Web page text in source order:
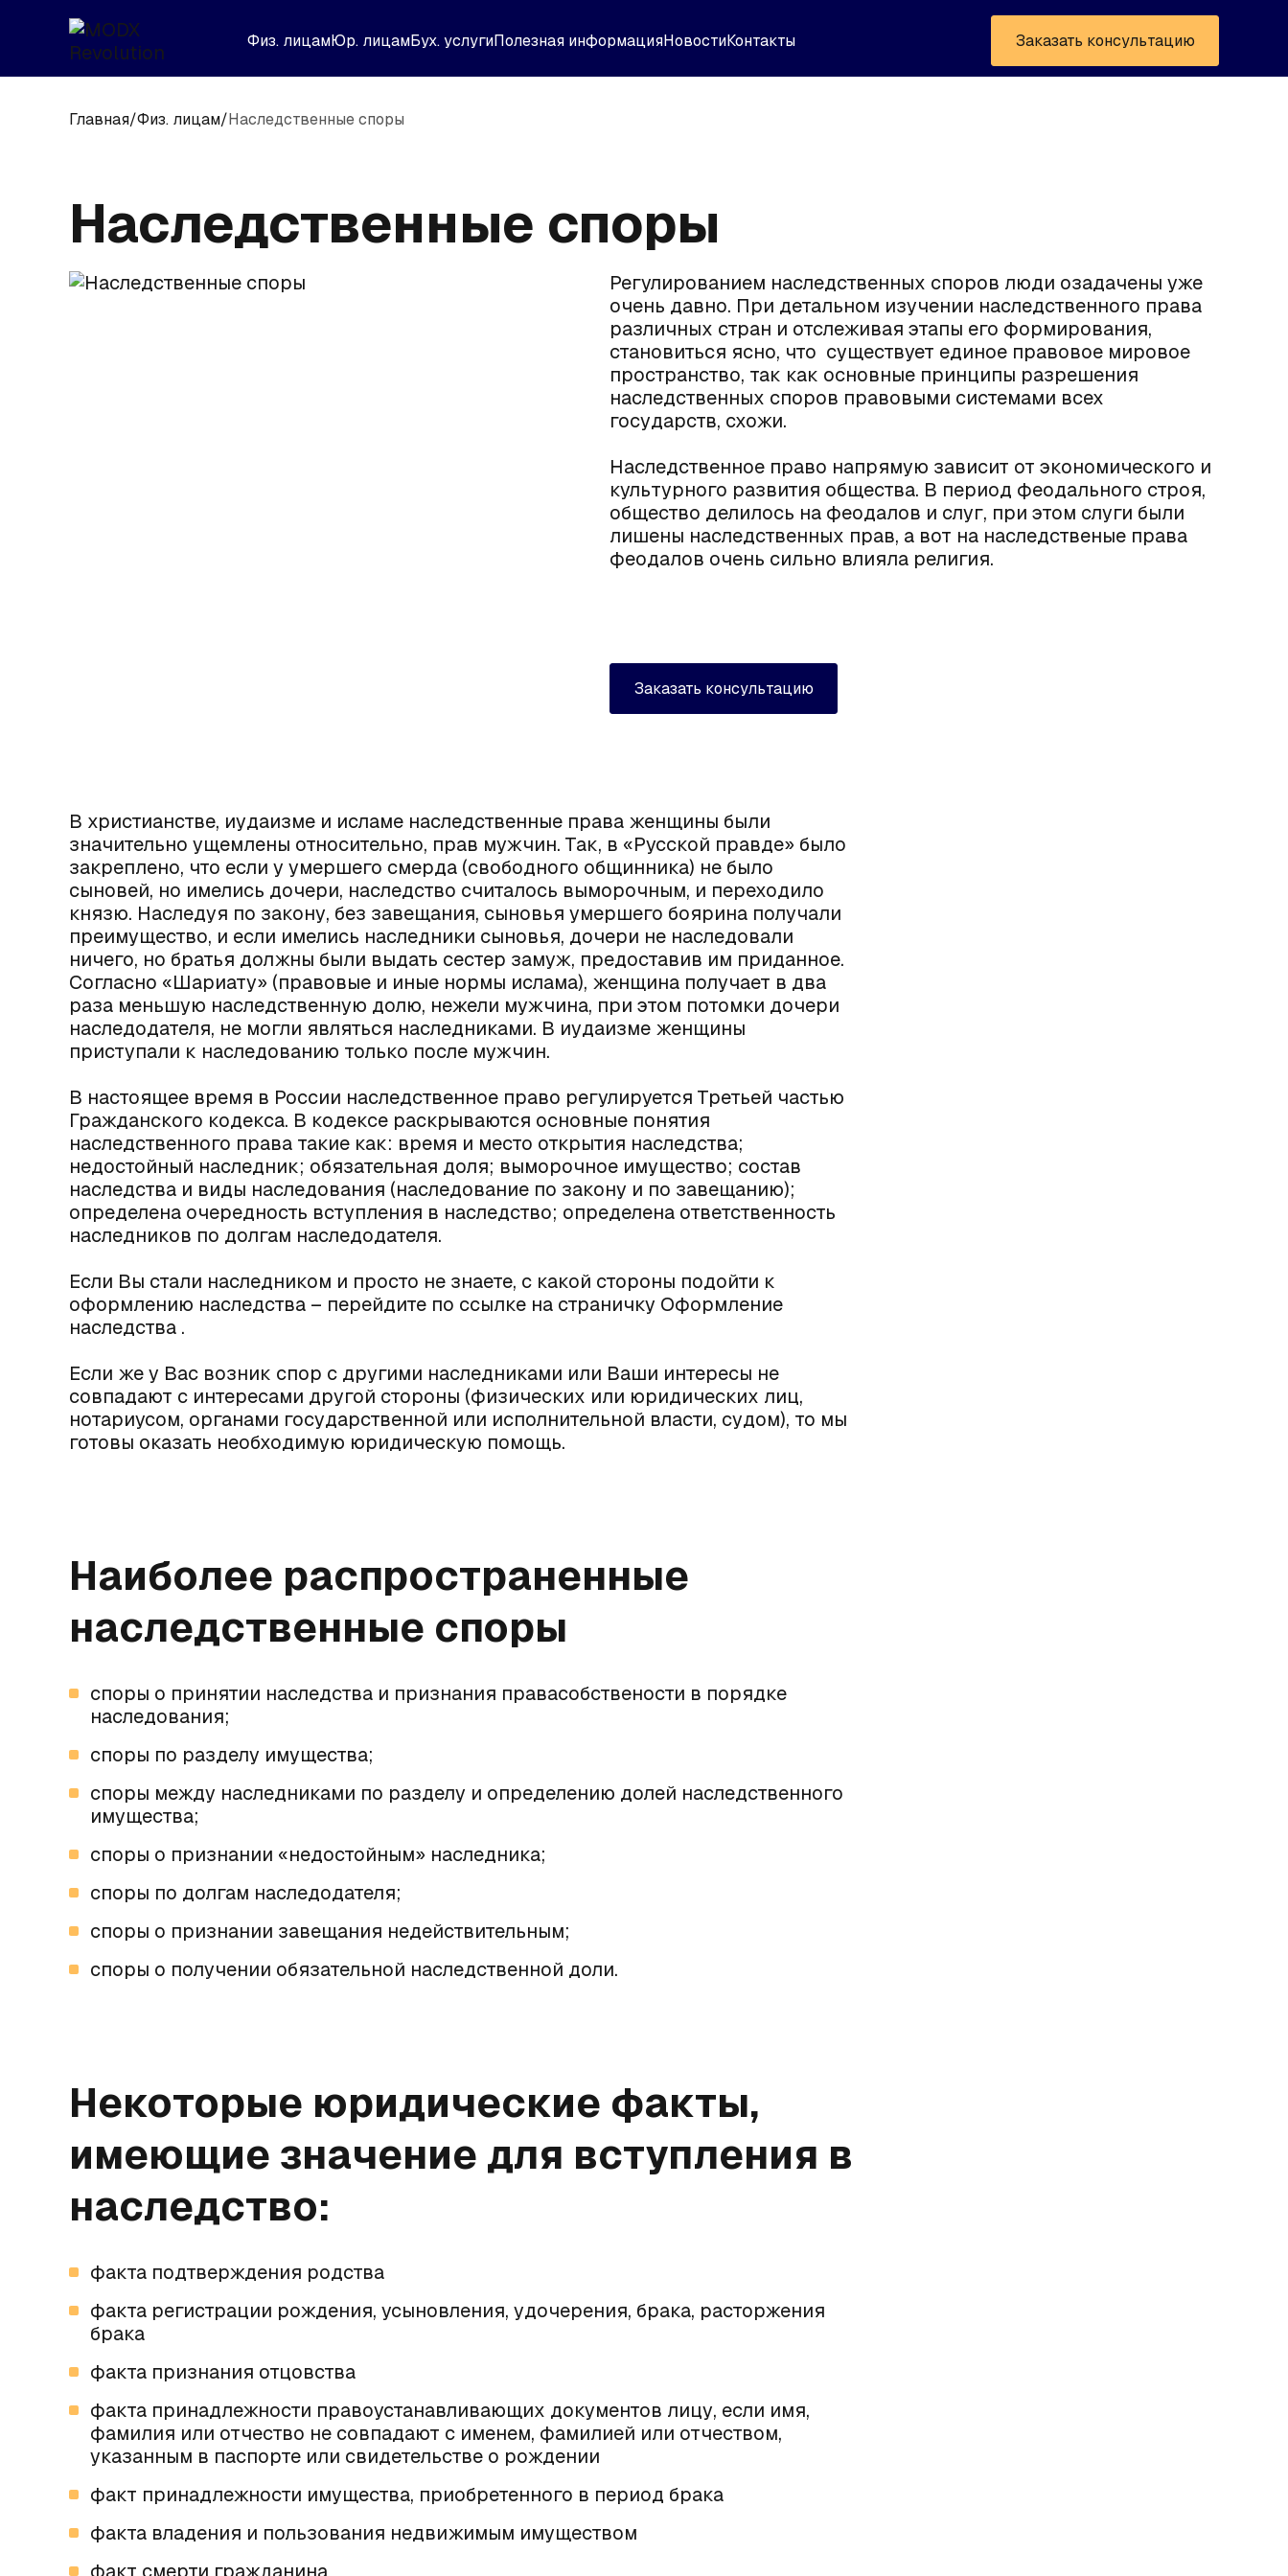
Физ. лицамЮр. лицамБух. услугиПолезная информацияНовостиКонтакты Заказать консультацию
Главная/Физ. лицам/Наследственные споры
Наследственные споры
Регулированием наследственных споров люди озадачены уже
очень давно. При детальном изучении наследственного права
различных стран и отслеживая этапы его формирования,
становиться ясно, что существует единое правовое мировое
пространство, так как основные принципы разрешения
наследственных споров правовыми системами всех
государств, схожи.
Наследственное право напрямую зависит от экономического и
культурного развития общества. В период феодального строя,
общество делилось на феодалов и слуг, при этом слуги были
лишены наследственных прав, а вот на наследственые права
феодалов очень сильно влияла религия.
Заказать консультацию
В христианстве, иудаизме и исламе наследственные права женщины были
значительно ущемлены относительно, прав мужчин. Так, в «Русской правде» было
закреплено, что если у умершего смерда (свободного общинника) не было
сыновей, но имелись дочери, наследство считалось выморочным, и переходило
князю. Наследуя по закону, без завещания, сыновья умершего боярина получали
преимущество, и если имелись наследники сыновья, дочери не наследовали
ничего, но братья должны были выдать сестер замуж, предоставив им приданное.
Согласно «Шариату» (правовые и иные нормы ислама), женщина получает в два
раза меньшую наследственную долю, нежели мужчина, при этом потомки дочери
наследодателя, не могли являться наследниками. В иудаизме женщины
приступали к наследованию только после мужчин.
В настоящее время в России наследственное право регулируется Третьей частью
Гражданского кодекса. В кодексе раскрываются основные понятия
наследственного права такие как: время и место открытия наследства;
недостойный наследник; обязательная доля; выморочное имущество; состав
наследства и виды наследования (наследование по закону и по завещанию);
определена очередность вступления в наследство; определена ответственность
наследников по долгам наследодателя.
Если Вы стали наследником и просто не знаете, с какой стороны подойти к
оформлению наследства – перейдите по ссылке на страничку Оформление
наследства .
Если же у Вас возник спор с другими наследниками или Ваши интересы не
совпадают с интересами другой стороны (физических или юридических лиц,
нотариусом, органами государственной или исполнительной власти, судом), то мы
готовы оказать необходимую юридическую помощь.
Наиболее распространенные
наследственные споры
споры о принятии наследства и признания правасобствености в порядке
наследования;
споры по разделу имущества;
споры между наследниками по разделу и определению долей наследственного
имущества;
споры о признании «недостойным» наследника;
споры по долгам наследодателя;
споры о признании завещания недействительным;
споры о получении обязательной наследственной доли.
Некоторые юридические факты,
имеющие значение для вступления в
наследство:
факта подтверждения родства
факта регистрации рождения, усыновления, удочерения, брака, расторжения
брака
факта признания отцовства
факта принадлежности правоустанавливающих документов лицу, если имя,
фамилия или отчество не совпадают с именем, фамилией или отчеством,
указанным в паспорте или свидетельстве о рождении
факт принадлежности имущества, приобретенного в период брака
факта владения и пользования недвижимым имуществом